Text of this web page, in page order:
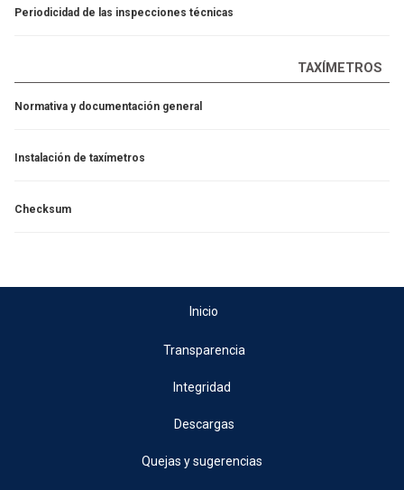
Periodicidad de las inspecciones técnicas
TAXÍMETROS
Normativa y documentación general
Instalación de taxímetros
Checksum
Inicio
Transparencia
Integridad
Descargas
Quejas y sugerencias